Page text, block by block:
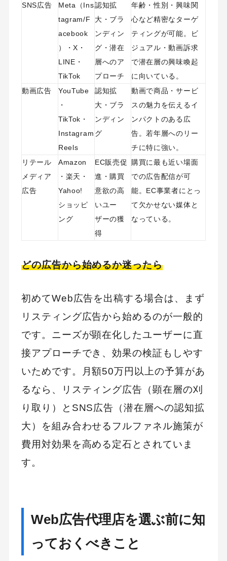
SNS広告
Meta（Ins
tagram/F
acebook
）・X・
LINE・
TikTok
認知拡
大・ブラ
ンディン
グ・潜在
層へのア
プローチ
年齢・性別・興味関
心など精密なターゲ
ティングが可能。ビ
ジュアル・動画訴求
で潜在層の興味喚起
に向いている。
動画広告
YouTube
・
TikTok・
Instagram
Reels
認知拡
大・ブラ
ンディン
グ
動画で商品・サービ
スの魅力を伝えるイ
ンパクトのある広
告。若年層へのリー
チに特に強い。
リテール
メディア
広告
Amazon
・楽天・
Yahoo!
ショッピ
ング
EC販売促
進・購買
意欲の高
いユー
ザーの獲
得
購買に最も近い場面
での広告配信が可
能。EC事業者にとっ
て欠かせない媒体と
なっている。
どの広告から始めるか迷ったら
初めてWeb広告を出稿する場合は、まず
リスティング広告から始めるのが一般的
です。ニーズが顕在化したユーザーに直
接アプローチでき、効果の検証もしやす
いためです。月額50万円以上の予算があ
るなら、リスティング広告（顕在層の刈
り取り）とSNS広告（潜在層への認知拡
大）を組み合わせるフルファネル施策が
費用対効果を高める定石とされていま
す。
Web広告代理店を選ぶ前に知
っておくべきこと